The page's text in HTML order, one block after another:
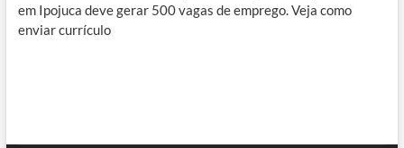
em Ipojuca deve gerar 500 vagas de emprego. Veja como
enviar currículo